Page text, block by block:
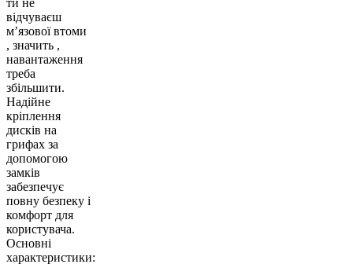
відчуваєш
м’язової втоми
, значить ,
навантаження
треба
збільшити.
Надійне
кріплення
дисків на
грифах за
допомогою
замків
забезпечує
повну безпеку і
комфорт для
користувача.
Основні
характеристики: